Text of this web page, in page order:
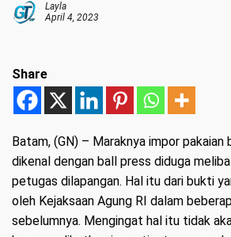
Layla
April 4, 2023
Share
Batam, (GN) – Maraknya impor pakaian
dikenal dengan ball press diduga
petugas dilapangan. Hal itu dari bukti
oleh Kejaksaan Agung RI dalam
sebelumnya. Mengingat hal itu tidak